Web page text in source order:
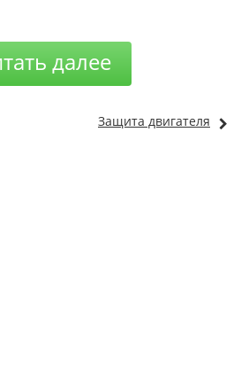
далее
Защита двигателя